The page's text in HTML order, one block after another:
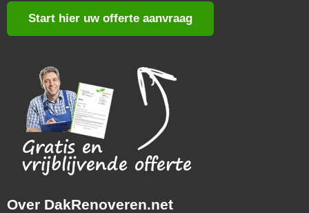
Start hier uw offerte aanvraag
Over DakRenoveren.net